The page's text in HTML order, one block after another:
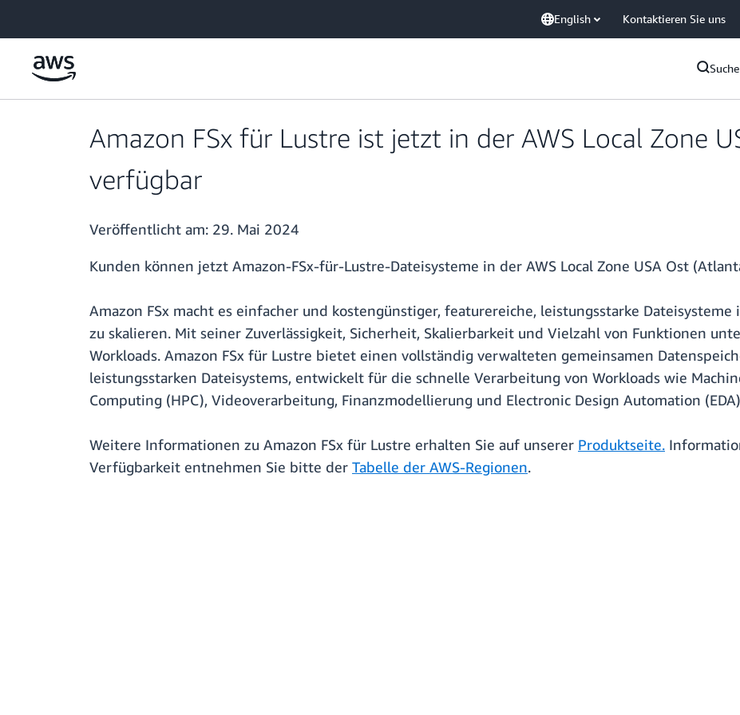
English Kontaktieren Sie uns
Suche
Amazon FSx für Lustre ist jetzt in der AWS Local Zone
verfügbar
Veröffentlicht am: 29. Mai 2024
Kunden können jetzt Amazon-FSx-für-Lustre-Dateisysteme in der AWS Local Zone USA Ost
Amazon FSx macht es einfacher und kostengünstiger, featurereiche, leistungsstarke
zu skalieren. Mit seiner Zuverlässigkeit, Sicherheit, Skalierbarkeit und Vielzahl von Funktionen
Workloads. Amazon FSx für Lustre bietet einen vollständig verwalteten gemeinsamen
leistungsstarken Dateisystems, entwickelt für die schnelle Verarbeitung von Workloads wie
Computing (HPC), Videoverarbeitung, Finanzmodellierung und Electronic Design Automation
Weitere Informationen zu Amazon FSx für Lustre erhalten Sie auf unserer Produktseite.
Verfügbarkeit entnehmen Sie bitte der Tabelle der AWS-Regionen.